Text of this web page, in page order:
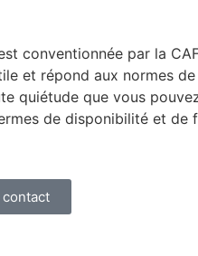
conventionnée par la
et répond aux normes
quiétude que vous
de disponibilité et de